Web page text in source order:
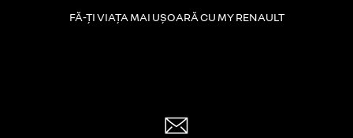
FĂ-ȚI VIAȚA MAI UȘOARĂ CU MY RENAULT